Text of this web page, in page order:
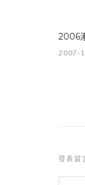
2006
2007-
發表留